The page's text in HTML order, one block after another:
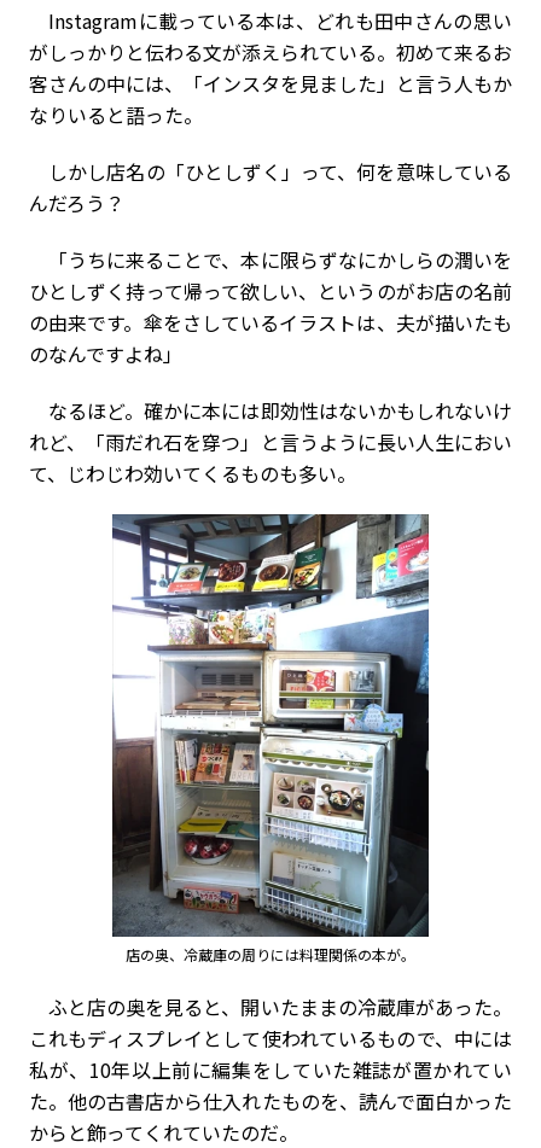
Instagramに載っている本は、どれも田中さんの思い
がしっかりと伝わる文が添えられている。初めて来るお
客さんの中には、「インスタを見ました」と言う人もか
なりいると語った。
しかし店名の「ひとしずく」って、何を意味している
んだろう？
「うちに来ることで、本に限らずなにかしらの潤いを
ひとしずく持って帰って欲しい、というのがお店の名前
の由来です。傘をさしているイラストは、夫が描いたも
のなんですよね」
なるほど。確かに本には即効性はないかもしれないけ
れど、「雨だれ石を穿つ」と言うように長い人生におい
て、じわじわ効いてくるものも多い。
店の奥、冷蔵庫の周りには料理関係の本が。
ふと店の奥を見ると、開いたままの冷蔵庫があった。
これもディスプレイとして使われているもので、中には
私が、10年以上前に編集をしていた雑誌が置かれてい
た。他の古書店から仕入れたものを、読んで面白かった
からと飾ってくれていたのだ。